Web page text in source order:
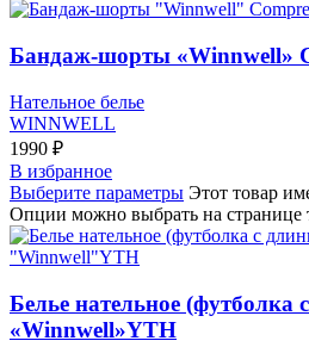
Бандаж-шорты «Winnwell»
Нательное белье
WINNWELL
1990 ₽
В избранное
Выберите параметры Этот товар
Опции можно выбрать на странице
Белье нательное
«Winnwell»YTH